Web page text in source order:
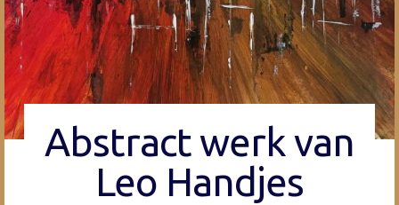
Abstract werk van
Leo Handjes